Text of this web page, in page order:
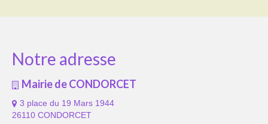
Notre adresse
Mairie de CONDORCET
3 place du 19 Mars 1944
26110 CONDORCET